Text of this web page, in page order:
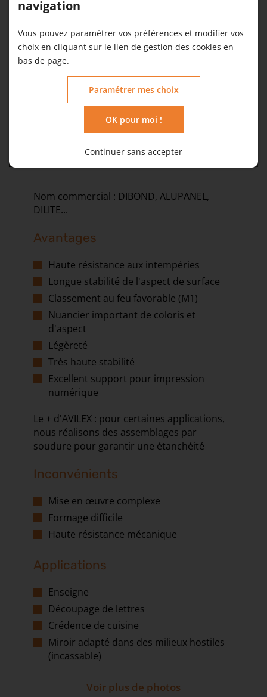
Panneau sandwich
Nom commercial : DIBOND, ALUPANEL,
DILITE...
Avantages
Haute résistance aux intempéries
Longue stabilité de l'aspect de surface
Classement au feu favorable (M1)
Nuancier important de coloris et
d'aspect
Légèreté
Très haute stabilité
Excellent support pour impression
numérique
Le + d'AVILEX : pour certaines applications,
nous réalisons des assemblages par
soudure pour garantir une étanchéité
Inconvénients
Mise en œuvre complexe
Formage difficile
Haute résistance mécanique
Applications
Enseigne
Découpage de lettres
Crédence de cuisine
Miroir adapté dans des milieux hostiles
(incassable)
Voir plus de photos
navigation
Vous pouvez paramétrer vos préférences et modifier vos
choix en cliquant sur le lien de gestion des cookies en
bas de page.
Paramétrer mes choix
OK pour moi !
Continuer sans accepter